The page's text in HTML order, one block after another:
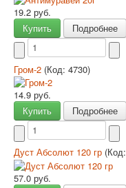
19.2 руб.
Купить
Подробнее
Гром-2 (Код: 4730)
14.9 руб.
Купить
Подробнее
Дуст Абсолют 120 гр (Код:
57.0 руб.